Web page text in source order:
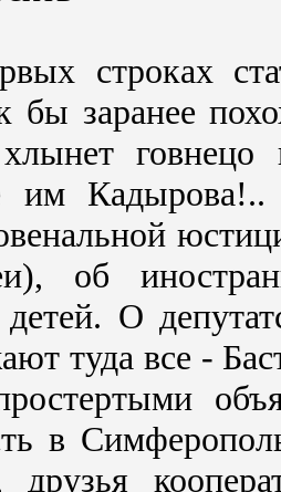
строках
заранее
говнецо
Кадырова!..
об
О
туда все -
в
друзья